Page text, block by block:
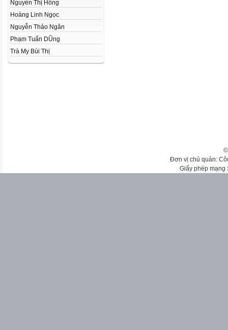
Nguyễn Thị Hông
Hoàng Linh Ngọc
Nguyễn Thảo Ngân
Phạm Tuấn DŨng
Trà My Bùi Thị
Đơn vị chủ quản:
Giấy phép mạng